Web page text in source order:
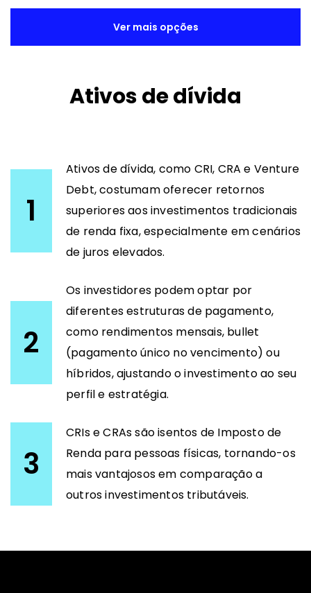
Ver mais opções
Ativos de dívida
1
Ativos de dívida, como CRI, CRA e Venture
Debt, costumam oferecer retornos
superiores aos investimentos tradicionais
de renda fixa, especialmente em cenários
de juros elevados.
2
Os investidores podem optar por
diferentes estruturas de pagamento,
como rendimentos mensais, bullet
(pagamento único no vencimento) ou
híbridos, ajustando o investimento ao seu
perfil e estratégia.
3
CRIs e CRAs são isentos de Imposto de
Renda para pessoas físicas, tornando-os
mais vantajosos em comparação a
outros investimentos tributáveis.